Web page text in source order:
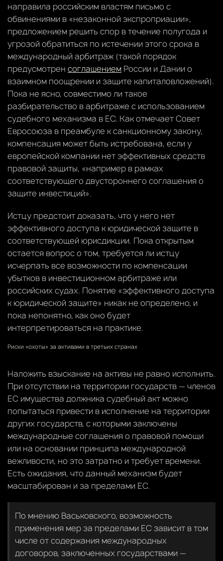
направила российским властям письмо с
обвинениями в «незаконной экспроприации»,
предложением решить спор в течение полугода и
угрозой обратиться по истечении этого срока в
международный арбитраж (такой порядок
предусмотрен соглашением России и Дании о
взаимном поощрении и защите капиталовложений).
Пока не ясно, совместимо ли такое
разбирательство в арбитраже с использованием
судебного механизма в ЕС. Как отмечает Совет
Евросоюза в преамбуле к санкционному закону,
компенсация может быть истребована, если у
европейской компании нет эффективных средств
правовой защиты, «например в рамках
соответствующего двустороннего соглашения о
защите инвестиций».
Истцу предстоит доказать, что у него нет
эффективного доступа к юридической защите в
соответствующей юрисдикции. Пока открытым
остается вопрос о том, требуется ли истцу
исчерпать все возможности по компенсации
убытков в инвестиционном арбитраже или
российских судах. Понятие «эффективного доступа
к юридической защите» никак не определено, и
пока непонятно, как оно будет
интерпретироваться на практике.
Риски «охоты» за активами в третьих странах
Наложить взыскание на активы не равно исполнить.
При отсутствии на территории государств — членов
ЕС имущества должника судебный акт можно
попытаться привести в исполнение на территории
других государств, с которыми заключены
международные соглашения о правовой помощи
или на основании принципа международной
вежливости, но это затратно и требует времени.
Есть ожидания, что данный механизм будет
масштабирован и за пределами ЕС.
По мнению Васьковского, возможность
применения мер за пределами ЕС зависит в том
числе от содержания международных
договоров, заключенных государствами —